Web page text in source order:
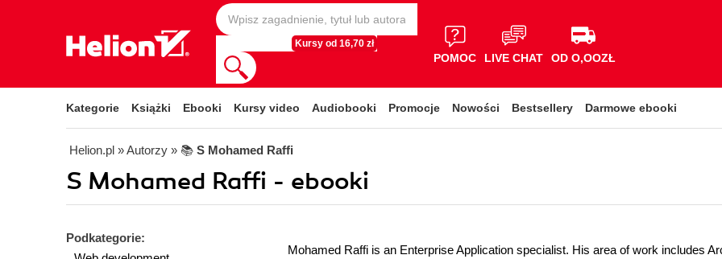
Kursy od 16,70 zł
POMOC LIVE CHAT OD O,OOZŁ
Kategorie Książki Ebooki Kursy video Audiobooki Promocje Nowości Bestsellery Darmowe ebooki
Helion.pl » Autorzy » 📚 S Mohamed Raffi
S Mohamed Raffi - ebooki
Podkategorie:
Mohamed Raffi is an Enterprise Application specialist. His area of work includes